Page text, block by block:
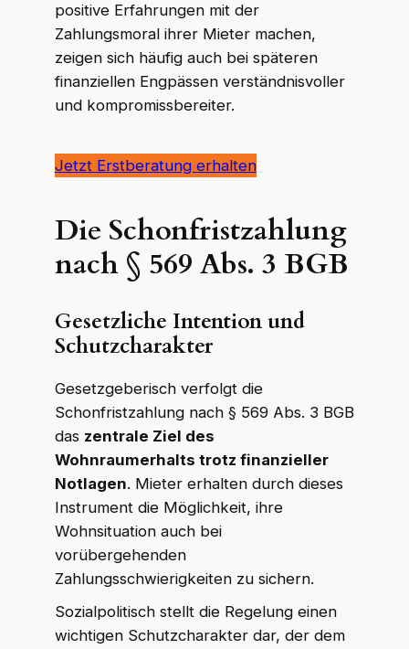
positive Erfahrungen mit der
Zahlungsmoral ihrer Mieter machen,
zeigen sich häufig auch bei späteren
finanziellen Engpässen verständnisvoller
und kompromissbereiter.
Jetzt Erstberatung erhalten
Die Schonfristzahlung
nach § 569 Abs. 3 BGB
Gesetzliche Intention und
Schutzcharakter
Gesetzgeberisch verfolgt die
Schonfristzahlung nach § 569 Abs. 3 BGB
das zentrale Ziel des
Wohnraumerhalts trotz finanzieller
Notlagen. Mieter erhalten durch dieses
Instrument die Möglichkeit, ihre
Wohnsituation auch bei
vorübergehenden
Zahlungsschwierigkeiten zu sichern.
Sozialpolitisch stellt die Regelung einen
wichtigen Schutzcharakter dar, der dem